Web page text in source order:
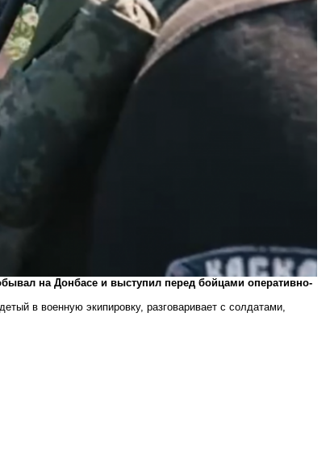
на Донбасе и выступил перед бойцами оперативно-
в военную экипировку, разговаривает с солдатами,